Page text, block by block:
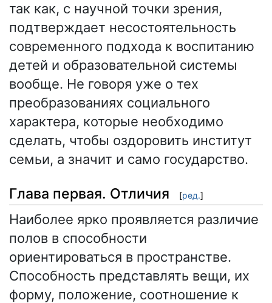
так как, с научной точки зрения,
подтверждает несостоятельность
современного подхода к воспитанию
детей и образовательной системы
вообще. Не говоря уже о тех
преобразованиях социального
характера, которые необходимо
сделать, чтобы оздоровить институт
семьи, а значит и само государство.
Глава первая. Отличия [ред.]
Наиболее ярко проявляется различие
полов в способности
ориентироваться в пространстве.
Способность представлять вещи, их
форму, положение, соотношение к